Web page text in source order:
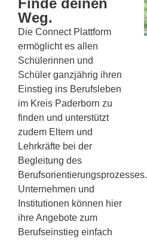
Weg.
Die Connect Plattform
ermöglicht es allen
Schülerinnen und
Schüler ganzjährig ihren
Einstieg ins Berufsleben
im Kreis Paderborn zu
finden und unterstützt
zudem Eltern und
Lehrkräfte bei der
Begleitung des
Berufsorientierungsprozesses.
Unternehmen und
Institutionen können hier
ihre Angebote zum
Berufseinstieg einfach